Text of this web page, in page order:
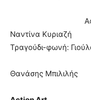
Αφήγηση:
Τραγούδι-φωνή:
Θανάσης